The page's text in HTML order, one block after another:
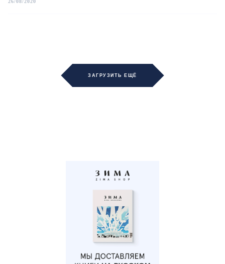
26/08/2020
ЗАГРУЗИТЬ ЕЩЁ